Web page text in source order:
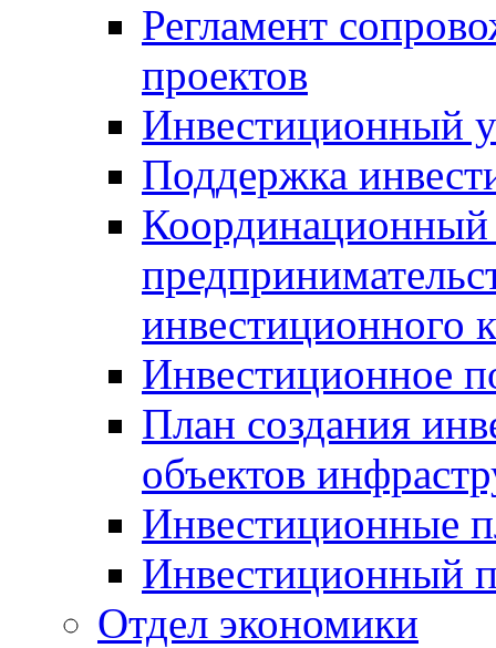
Регламент
проектов
Инвестиционный
Поддержка
Координационный
инвестиционного
Инвестиционное
План создания
объектов
Инвестиционные
Инвестиционный
Отдел экономики